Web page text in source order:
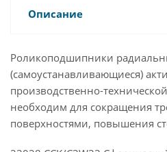
Описание
Роликоподшипники
(самоустанавливающиеся)
производственно-
необходим для сокращения
поверхностями, повышения